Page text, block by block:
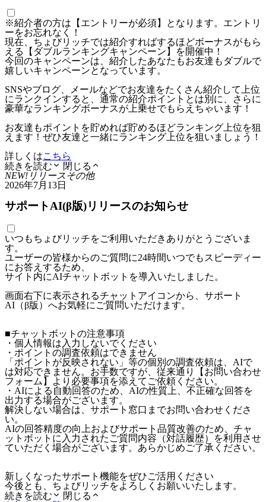
※紹介者の方は【エントリーが必須】となります。エントリ
ーをお忘れなく！
現在、ちょびリッチでは紹介すればするほどボーナスがもら
える【ダブルランキングキャンペーン】を開催中！
今回のキャンペーンは、紹介したあなたもお友達もダブルで
嬉しいキャンペーンとなっています。
SNSやブログ、メールなどでお友達をたくさん紹介して上位
にランクインすると、通常の紹介ポイントとは別に、さらに
豪華なランキングボーナスが上乗せでもらえちゃいます！
お友達もポイントを貯めれば貯めるほどランキング上位を狙
えます！ぜひ友達と一緒にランキング上位を狙いましょう！
詳しくはこちら
続きを読む
閉じる
NEW! リリースその他
2026年7月13日
サポートAI(β版)リリースのお知らせ
いつもちょびリッチをご利用いただきありがとうございま
す。
ユーザーの皆様からのご質問に24時間いつでもスピーディー
にお答えするため、
サイト内にAIチャットボットを導入いたしました。
画面右下に表示されるチャットアイコンから、サポート
AI（β版）へお気軽にご質問いただけます。
■チャットボットの注意事項
・個人情報は入力しないでください
・ポイントの調査依頼はできません
「ポイントが反映されない」等の個別の調査依頼は、AIで
は対応できません。お手数ですが、従来通り【お問い合わせ
フォーム】より必要事項を添えてご依頼ください。
・AIによる自動回答のため、AIの性質上、不正確な回答を
出力する場合がございます。
解決しない場合は、サポート窓口までお問い合わせくださ
い。
AIの回答精度の向上およびサポート品質改善のため、チャ
ットボットに入力されたご質問内容（対話履歴）を利用させ
ていただく場合がございます。あらかじめご了承ください。
新しくなったサポート機能をぜひご活用ください
今後とも、ちょびリッチをよろしくお願いいたします。
続きを読む
閉じる